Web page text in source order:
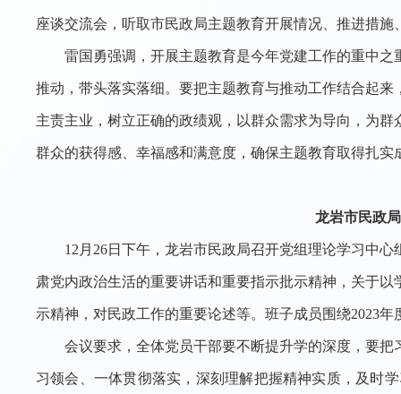
座谈交流会，听取市民政局主题教育开展情况、推进措施
雷国勇强调，开展主题教育是今年党建工作的重中
推动，带头落实落细。要把主题教育与推动工作结合起
主责主业，树立正确的政绩观，以群众需求为导向，为
群众的获得感、幸福感和满意度，确保主题教育取得扎实
龙岩市民政
12月26日下午，龙岩市民政局召开党组理论学习中
肃党内政治生活的重要讲话和重要指示批示精神，关于
示精神，对民政工作的重要论述等。班子成员围绕2023
会议要求，全体党员干部要不断提升学的深度，要
习领会、一体贯彻落实，深刻理解把握精神实质，及时